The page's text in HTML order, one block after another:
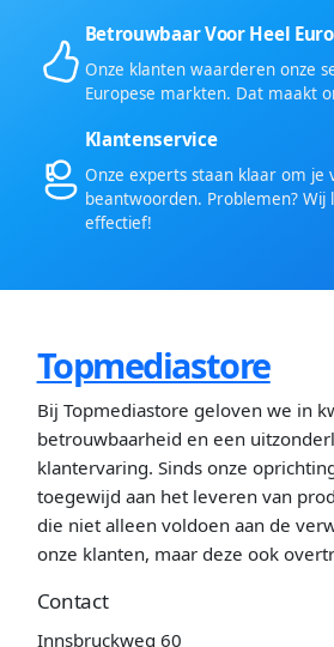
Betrouwbaar Voor Heel
Onze klanten waarderen onze
Europese markten. Dat maakt
Klantenservice
Onze experts staan klaar om je
beantwoorden. Problemen? Wij
effectief!
Topmediastore
Bij Topmediastore geloven we in
betrouwbaarheid en een
klantervaring. Sinds onze
toegewijd aan het leveren van
die niet alleen voldoen aan de
onze klanten, maar deze ook
Contact
Innsbruckweg 60